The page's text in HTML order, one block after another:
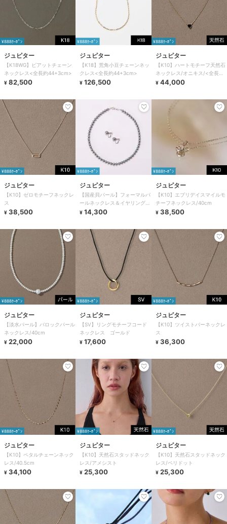
¥888ｸｰﾎﾟﾝ
ジュピター
【K18WG】ピアットチェーン
ネックレス<全長約44+3cm>
¥ 82,500
¥888ｸｰﾎﾟﾝ
ジュピター
【K18】荒角小豆チェーンネッ
クレス<全長約44+3cm>
¥ 126,500
¥888ｸｰﾎﾟﾝ
ジュピター
【K10】ハートモチーフ天然石
ネックレス/オニキス/<全長約
36+3cm調整可能>
¥ 44,000
¥888ｸｰﾎﾟﾝ
ジュピター
【K10】ゼロモチーフネックレ
ス
¥ 38,500
¥888ｸｰﾎﾟﾝ
ジュピター
【国産貝パール】フォーマルパ
ールネックレス＆イヤリングセ
ット グレー
¥ 14,300
¥888ｸｰﾎﾟﾝ
ジュピター
【K10】エブリデイスマイルモ
チーフネックレス/40cm
¥ 38,500
¥888ｸｰﾎﾟﾝ
ジュピター
【淡水パール】バロックパール
ネックレス/40cm
¥ 22,000
¥888ｸｰﾎﾟﾝ
ジュピター
【SV】リングモチーフコード
ネックレス ゴールド
¥ 17,600
¥888ｸｰﾎﾟﾝ
ジュピター
【K10】ツイストバーネックレ
ス
¥ 36,300
¥888ｸｰﾎﾟﾝ
ジュピター
【K10】ペタルチェーンネック
レス/40.5cm
¥ 34,100
¥888ｸｰﾎﾟﾝ
ジュピター
【K10】天然石スタッドネック
レス/アメシスト
¥ 25,300
¥888ｸｰﾎﾟﾝ
ジュピター
【K10】天然石スタッドネック
レス/ペリドット
¥ 25,300